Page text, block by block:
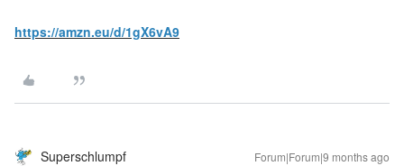
https://amzn.eu/d/1gX6vA9
Superschlumpf Forum|Forum|9 months ago